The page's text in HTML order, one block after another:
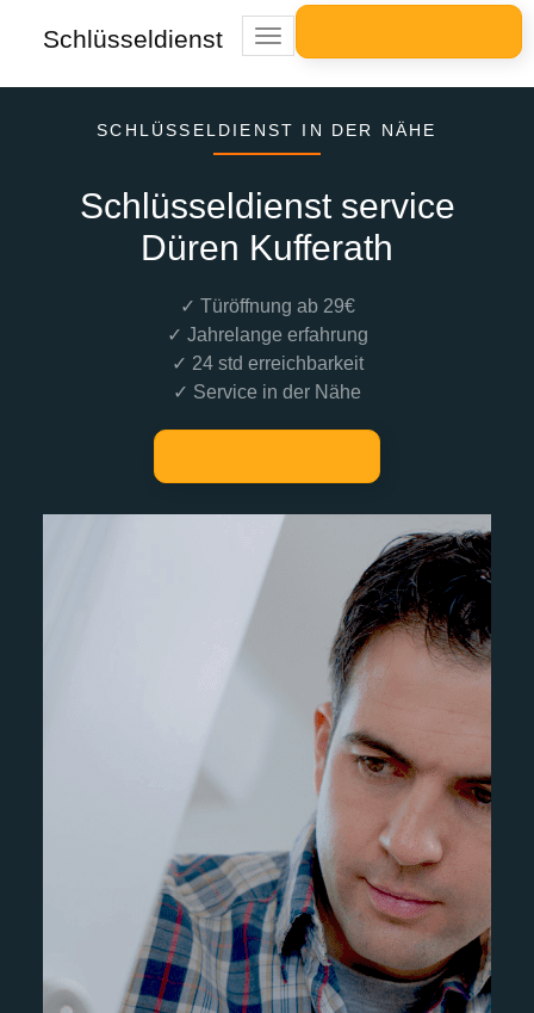
Schlüsseldienst
Toggle
navigation
SCHLÜSSELDIENST IN DER NÄHE
Schlüsseldienst service
Düren Kufferath
✓ Türöffnung ab 29€
✓ Jahrelange erfahrung
✓ 24 std erreichbarkeit
✓ Service in der Nähe